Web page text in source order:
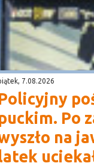
7.08.2026
Po
na